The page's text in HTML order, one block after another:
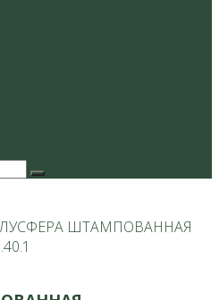
Submit
ШТАМПОВАННАЯ